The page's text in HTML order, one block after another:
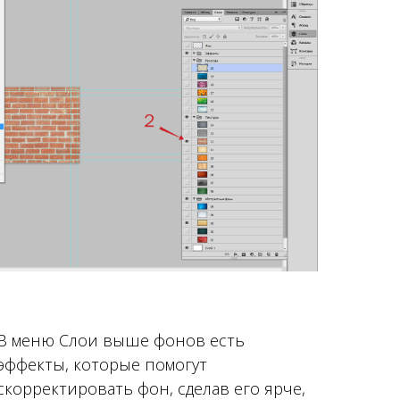
меню Cлои выше фонов есть
которые помогут
фон, сделав его ярче,